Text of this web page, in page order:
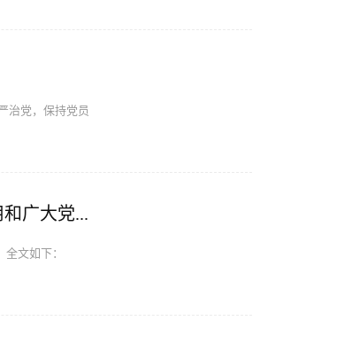
治党，保持党员
中共中央组织部印发《关于在防汛救灾抢险中充分发挥基层党组织战斗堡垒作用和广大党员先锋模范作用的通知》
文如下：